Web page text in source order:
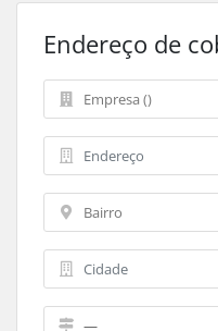
Endereço de